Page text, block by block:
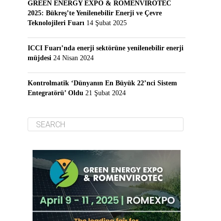
GREEN ENERGY EXPO & ROMENVIROTEC
2025: Bükreş’te Yenilenebilir Enerji ve Çevre
Teknolojileri Fuarı 14 Şubat 2025
ICCI Fuarı’nda enerji sektörüne yenilenebilir enerji
müjdesi 24 Nisan 2024
Kontrolmatik ‘Dünyanın En Büyük 22’nci Sistem
Entegratörü’ Oldu 21 Şubat 2024